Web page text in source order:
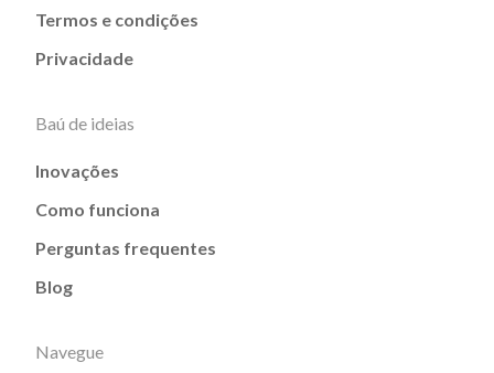
Termos e condições
Privacidade
Baú de ideias
Inovações
Como funciona
Perguntas frequentes
Blog
Navegue